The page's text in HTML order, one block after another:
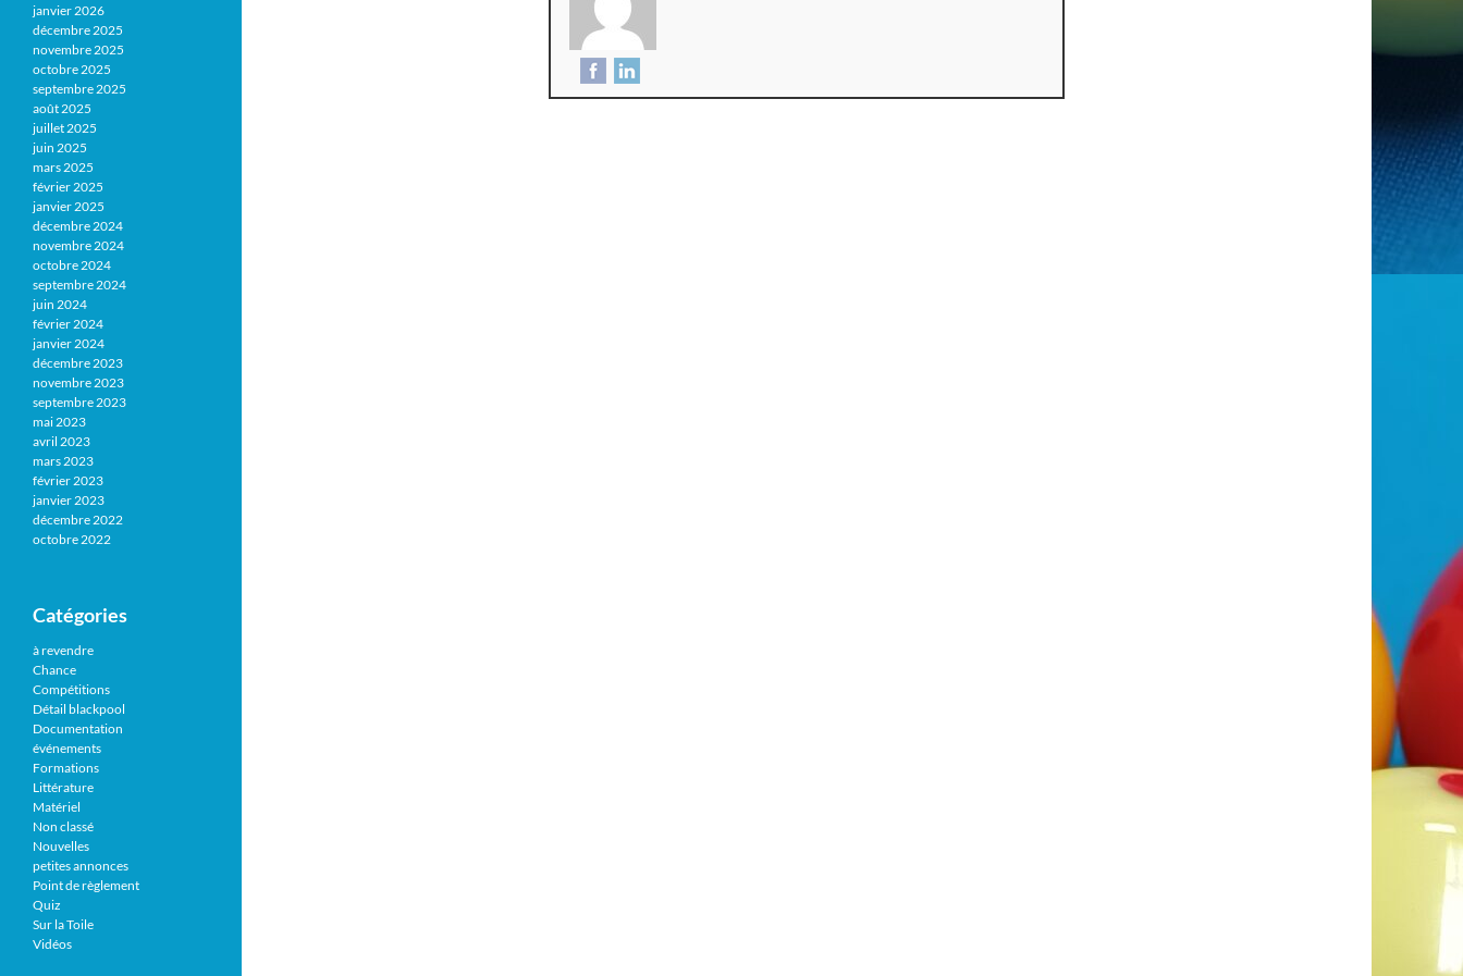
janvier 2026
décembre 2025
novembre 2025
octobre 2025
septembre 2025
août 2025
juillet 2025
juin 2025
mars 2025
février 2025
janvier 2025
décembre 2024
novembre 2024
octobre 2024
septembre 2024
juin 2024
février 2024
janvier 2024
décembre 2023
novembre 2023
septembre 2023
mai 2023
avril 2023
mars 2023
février 2023
janvier 2023
décembre 2022
octobre 2022
Catégories
à revendre
Chance
Compétitions
Détail blackpool
Documentation
événements
Formations
Littérature
Matériel
Non classé
Nouvelles
petites annonces
Point de règlement
Quiz
Sur la Toile
Vidéos